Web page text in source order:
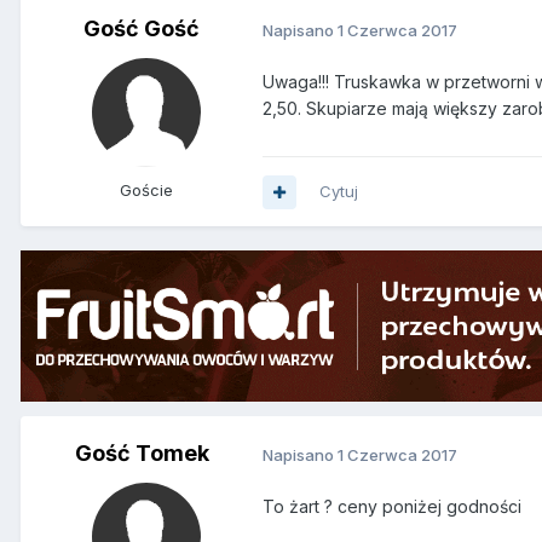
Gość Gość
Goście
Napisano 1 Czerwca 2017
Uwaga!!! Truskawka w przetworni
2,50. Skupiarze mają większy
Cytuj
Gość Tomek Napisano 1 Czerwca 2017
To żart ? ceny poniżej godności